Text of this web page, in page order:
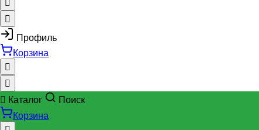
Профиль
Корзина
Каталог
Поиск
Корзина